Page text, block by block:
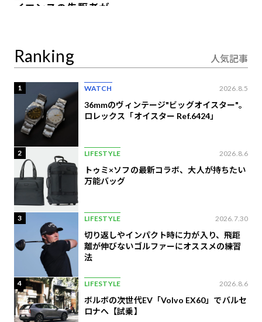
イエンスの先駆者が語
Ranking 人気記事
1 WATCH 2026.8.5
36mmのヴィンテージ"ビッグオイスター"。
ロレックス「オイスター Ref.6424」
2 LIFESTYLE 2026.8.6
トゥミ×ソフの最新コラボ、大人が持ちたい
万能バッグ
3 LIFESTYLE 2026.7.30
切り返しやインパクト時に力が入り、飛距
離が伸びないゴルファーにオススメの練習
法
4 LIFESTYLE 2026.8.6
ボルボの次世代EV「Volvo EX60」でバルセ
ロナへ【試乗】